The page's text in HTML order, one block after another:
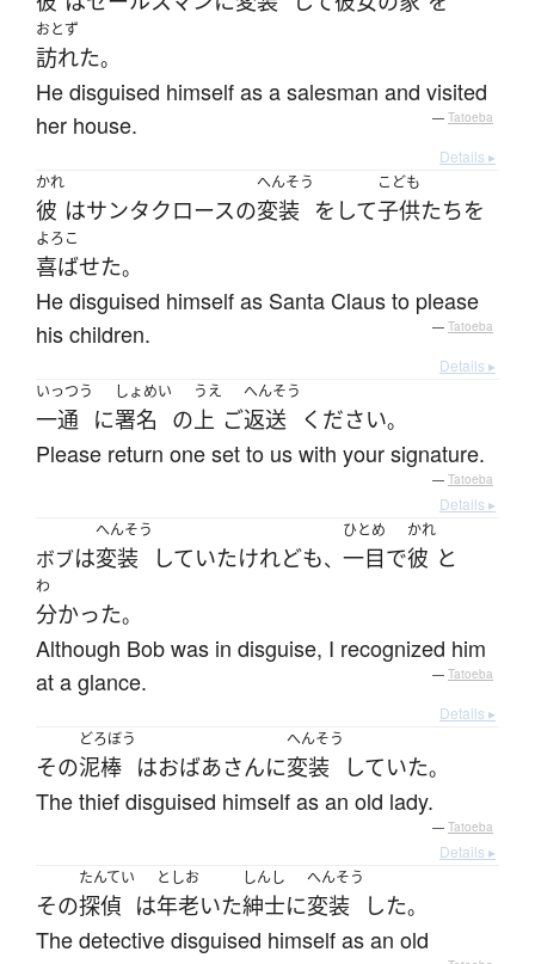
おとず
訪れた。
He disguised himself as a salesman and visited
her house.
— Tatoeba
Details ▸
かれ
彼 はサンタクロースの
へんそう
変装 を して
こども
子供たちを
よろこ
喜ばせた。
He disguised himself as Santa Claus to please
his children.
— Tatoeba
Details ▸
いっつう
一通 に
しょめい
署名 の
うえ
上 ご
へんそう
返送 ください。
Please return one set to us with your signature.
— Tatoeba
Details ▸
ボブは
へんそう
変装 していたけれども、
ひとめ
一目で
かれ
彼 と
わ
分かった。
Although Bob was in disguise, I recognized him
at a glance.
— Tatoeba
Details ▸
その
どろぼう
泥棒 はおばあさんに
へんそう
変装 していた。
The thief disguised himself as an old lady.
— Tatoeba
Details ▸
その
たんてい
探偵 は
としお
年老いた
しんし
紳士に
へんそう
変装 した。
The detective disguised himself as an old